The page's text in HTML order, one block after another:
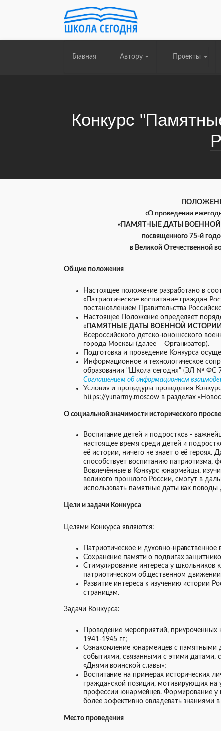
Главная Автору Проекты
Конкурс
«О проведении
«ПАМЯТНЫЕ ДАТЫ ВОЕННОЙ
посвященного 75-й
в Великой Отечественной
Общие положения
Настоящее положение разработано в
«Патриотическое воспитание граждан
постановлением Правительства
Настоящее Положение определяет
« ПАМЯТНЫЕ ДАТЫ ВОЕННОЙ
Всероссийского детско-юношеского
города Москвы (далее – Организатор).
Подготовка и проведение Конкурса
Информационное и технологическое
образовании "Школа сегодня" (ЭЛ № ФС
Соглашением об информационном
Условия и процедуры проведения
https://yunarmy.moscow в разделах
О социальной значимости исторического
Воспитание детей и подростков -
настоящее время среди детей и
её истории, ничего не знает о её
способствует воспитанию патриотизма,
Вовлечённые в Конкурс юнармейцы,
великого прошлого России, смогут в
использовать памятные даты как
Цели и задачи Конкурса
Целями Конкурса являются:
Патриотическое и духовно-
Сохранение памяти о подвигах
Стимулирование интереса у школьников
патриотическом общественном
Развитие интереса к изучению истории
страницам.
Задачи Конкурса:
Проведение мероприятий,
1941-1945 гг;
Ознакомление юнармейцев с памятными
событиями, связанными с этими датами,
«Днями воинской славы»;
Воспитание на примерах исторических
гражданской позиции, мотивирующих на
профессии юнармейцев. Формирование
более эффективно овладевать знаниями
Место проведения